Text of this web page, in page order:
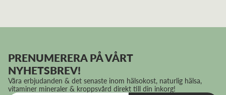
PRENUMERERA PÅ VÅRT
NYHETSBREV!
Våra erbjudanden & det senaste inom hälsokost, naturlig hälsa,
vitaminer mineraler & kroppsvård direkt till din inkorg!